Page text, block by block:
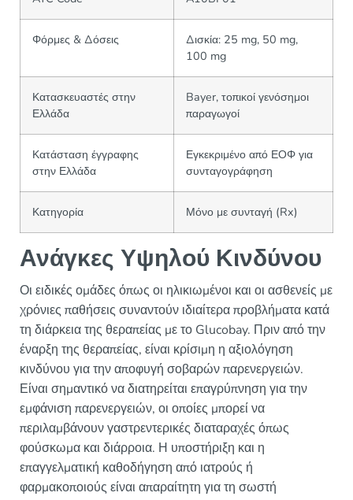
Φόρμες & Δόσεις
Δισκία: 25 mg, 50 mg,
100 mg
Κατασκευαστές στην
Ελλάδα
Bayer, τοπικοί γενόσημοι
παραγωγοί
Κατάσταση έγγραφης
στην Ελλάδα
Εγκεκριμένο από ΕΟΦ για
συνταγογράφηση
Κατηγορία Μόνο με συνταγή (Rx)
Ανάγκες Υψηλού Κινδύνου
Οι ειδικές ομάδες όπως οι ηλικιωμένοι και οι ασθενείς με
χρόνιες παθήσεις συναντούν ιδιαίτερα προβλήματα κατά
τη διάρκεια της θεραπείας με το Glucobay. Πριν από την
έναρξη της θεραπείας, είναι κρίσιμη η αξιολόγηση
κινδύνου για την αποφυγή σοβαρών παρενεργειών.
Είναι σημαντικό να διατηρείται επαγρύπνηση για την
εμφάνιση παρενεργειών, οι οποίες μπορεί να
περιλαμβάνουν γαστρεντερικές διαταραχές όπως
φούσκωμα και διάρροια. Η υποστήριξη και η
επαγγελματική καθοδήγηση από ιατρούς ή
φαρμακοποιούς είναι απαραίτητη για τη σωστή